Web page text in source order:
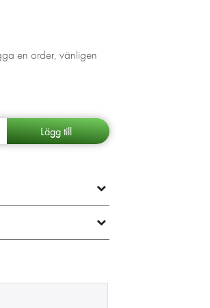
en order, vänligen